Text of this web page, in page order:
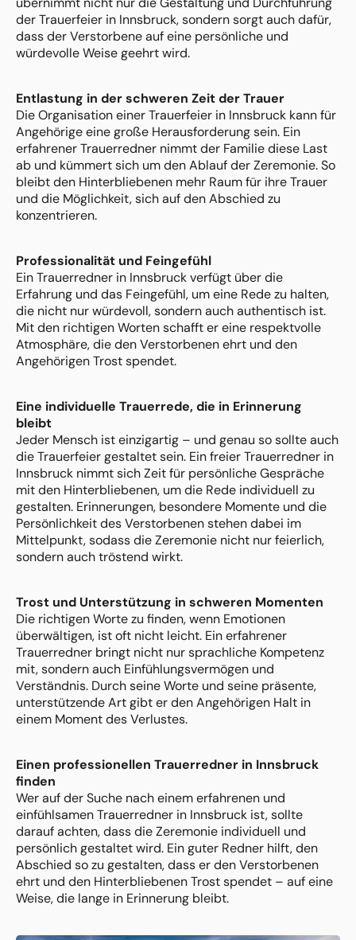
der Trauerfeier in Innsbruck, sondern sorgt auch dafür,
dass der Verstorbene auf eine persönliche und
würdevolle Weise geehrt wird.
Entlastung in der schweren Zeit der Trauer
Die Organisation einer Trauerfeier in Innsbruck kann für
Angehörige eine große Herausforderung sein. Ein
erfahrener Trauerredner nimmt der Familie diese Last
ab und kümmert sich um den Ablauf der Zeremonie. So
bleibt den Hinterbliebenen mehr Raum für ihre Trauer
und die Möglichkeit, sich auf den Abschied zu
konzentrieren.
Professionalität und Feingefühl
Ein Trauerredner in Innsbruck verfügt über die
Erfahrung und das Feingefühl, um eine Rede zu halten,
die nicht nur würdevoll, sondern auch authentisch ist.
Mit den richtigen Worten schafft er eine respektvolle
Atmosphäre, die den Verstorbenen ehrt und den
Angehörigen Trost spendet.
Eine individuelle Trauerrede, die in Erinnerung
bleibt
Jeder Mensch ist einzigartig – und genau so sollte auch
die Trauerfeier gestaltet sein. Ein freier Trauerredner in
Innsbruck nimmt sich Zeit für persönliche Gespräche
mit den Hinterbliebenen, um die Rede individuell zu
gestalten. Erinnerungen, besondere Momente und die
Persönlichkeit des Verstorbenen stehen dabei im
Mittelpunkt, sodass die Zeremonie nicht nur feierlich,
sondern auch tröstend wirkt.
Trost und Unterstützung in schweren Momenten
Die richtigen Worte zu finden, wenn Emotionen
überwältigen, ist oft nicht leicht. Ein erfahrener
Trauerredner bringt nicht nur sprachliche Kompetenz
mit, sondern auch Einfühlungsvermögen und
Verständnis. Durch seine Worte und seine präsente,
unterstützende Art gibt er den Angehörigen Halt in
einem Moment des Verlustes.
Einen professionellen Trauerredner in Innsbruck
finden
Wer auf der Suche nach einem erfahrenen und
einfühlsamen Trauerredner in Innsbruck ist, sollte
darauf achten, dass die Zeremonie individuell und
persönlich gestaltet wird. Ein guter Redner hilft, den
Abschied so zu gestalten, dass er den Verstorbenen
ehrt und den Hinterbliebenen Trost spendet – auf eine
Weise, die lange in Erinnerung bleibt.